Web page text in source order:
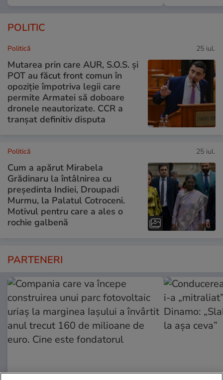
POLITIC
Politică 25 iul.
Mutarea prin care AUR, S.O.S. și
POT au făcut front comun în
opoziție împotriva legii care
permite Armatei să doboare
dronele neautorizate. CCR a
tranșat definitiv disputa
Politică 25 iul.
Cum a apărut Mirabela
Grădinaru la întâlnirea cu
președinta Indiei, Droupadi
Murmu, la Palatul Cotroceni.
Motivul pentru care a ales o
rochie galbenă
PARTENERI